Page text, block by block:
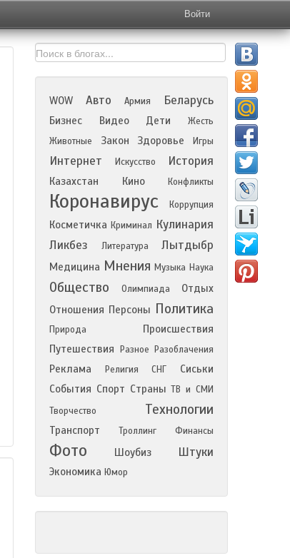
Войти
WOW Авто Армия Беларусь
Бизнес Видео Дети
Жесть
Животные
Закон Здоровье Игры
Интернет Искусство История
Казахстан Кино Конфликты
Коронавирус Коррупция
Косметичка Криминал Кулинария
Ликбез
Литература Лытдыбр
Медицина Мнения Музыка Наука
Общество Олимпиада
Отдых
Отношения Персоны Политика
Природа
Происшествия
Путешествия
Разное Разоблачения
Реклама Религия СНГ
Сиськи
События Спорт Страны ТВ и СМИ
Творчество
Технологии
Транспорт Троллинг Финансы
Фото Шоубиз Штуки
Экономика Юмор